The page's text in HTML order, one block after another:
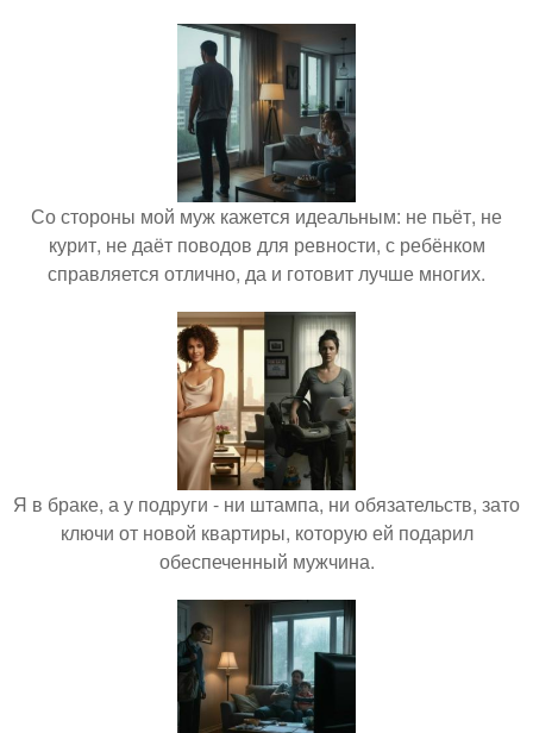
Со стороны мой муж кажется идеальным: не пьёт, не
курит, не даёт поводов для ревности, с ребёнком
справляется отлично, да и готовит лучше многих.
Я в браке, а у подруги - ни штампа, ни обязательств, зато
ключи от новой квартиры, которую ей подарил
обеспеченный мужчина.